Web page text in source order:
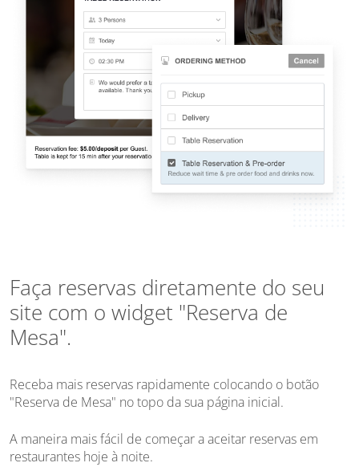
Faça reservas diretamente do seu
site com o widget "Reserva de
Mesa".
Receba mais reservas rapidamente colocando o botão
"Reserva de Mesa" no topo da sua página inicial.
A maneira mais fácil de começar a aceitar reservas em
restaurantes hoje à noite.